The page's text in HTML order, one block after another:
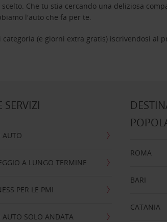
Che tu stia cercando una deliziosa
l'auto che fa per te.
(e giorni extra gratis) iscrivendosi al
SERVIZI
AUTO
A LUNGO TERMINE
PER LE PMI
AUTO SOLO ANDATA
ROMA
BARI
CATANIA